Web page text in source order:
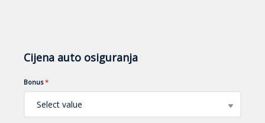
Cijena auto osiguranja
Bonus *
Select value